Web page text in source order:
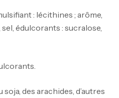
: lécithines ; arôme,
édulcorants : sucralose,
des arachides, d’autres